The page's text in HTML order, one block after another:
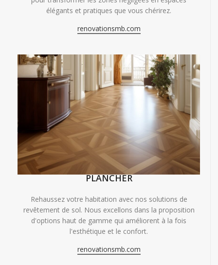
élégants et pratiques que vous chérirez.
renovationsmb.com
PLANCHER
Rehaussez votre habitation avec nos solutions de
revêtement de sol. Nous excellons dans la proposition
d'options haut de gamme qui améliorent à la fois
l'esthétique et le confort.
renovationsmb.com